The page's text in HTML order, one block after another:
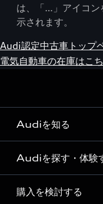
は、「…」アイコン
示されます。
Audi認定中古車トップ
電気自動車の在庫はこ
Audiを知る
Audi ブランド
Story of Progress
Audiを探す・体験
ディーラー検索
購入を検討する